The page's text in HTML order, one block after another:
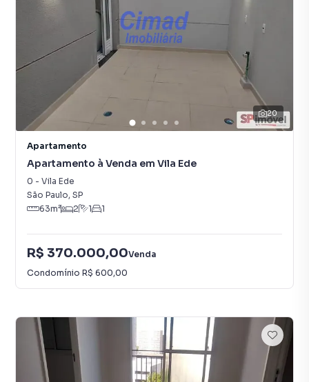
20
Apartamento
Apartamento à Venda em Vila Ede
0 - Vila Ede
São Paulo, SP
63m² 2 1 1
R$ 370.000,00Venda
Condomínio R$ 600,00